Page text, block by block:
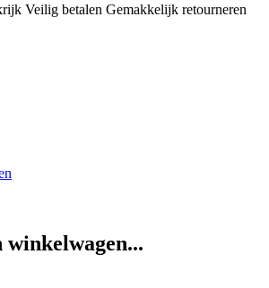
Veilig betalen Gemakkelijk retourneren
winkelwagen...